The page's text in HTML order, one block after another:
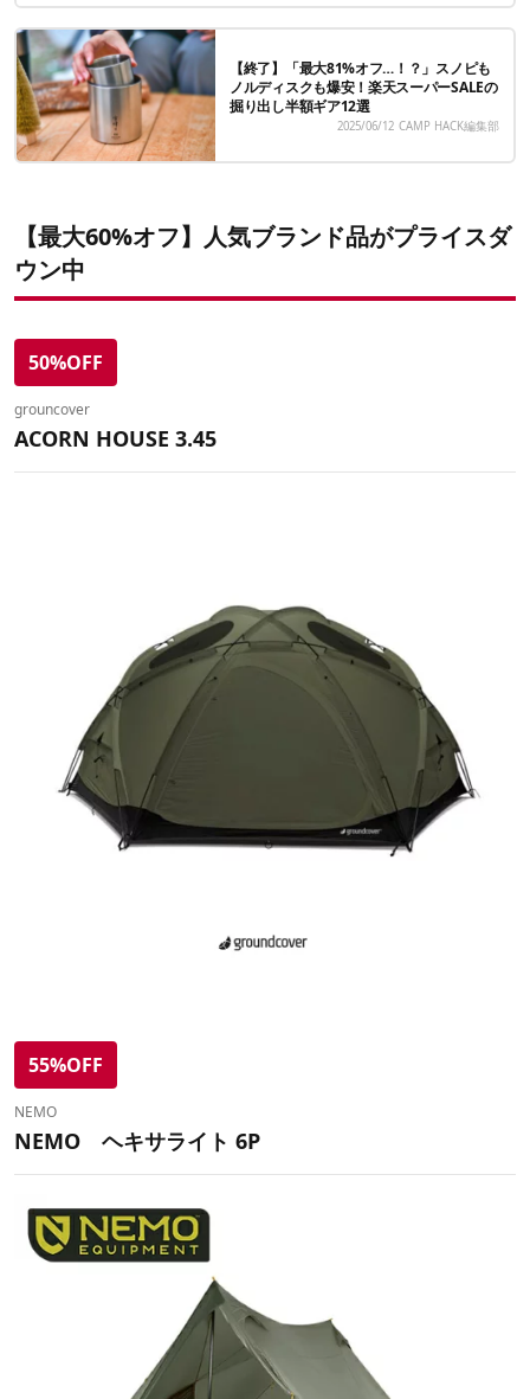
【終了】「最大81%オフ…！？」スノピも
ノルディスクも爆安！楽天スーパーSALEの
掘り出し半額ギア12選
2025/06/12 CAMP HACK編集部
【最大60%オフ】人気ブランド品がプライスダ
ウン中
50%OFF
grouncover
ACORN HOUSE 3.45
55%OFF
NEMO
NEMO ヘキサライト 6P